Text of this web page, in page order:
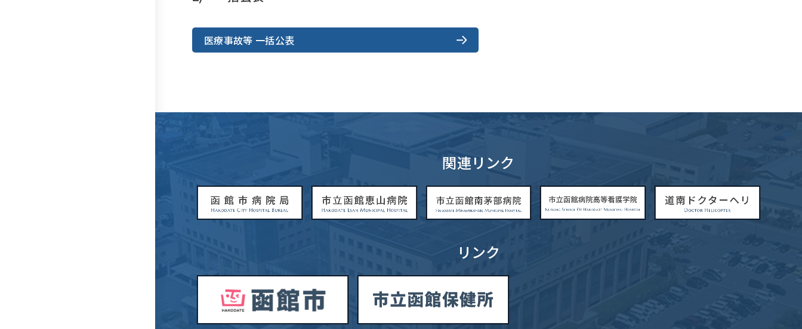
医療事故等 一括公表
関連リンク
リンク